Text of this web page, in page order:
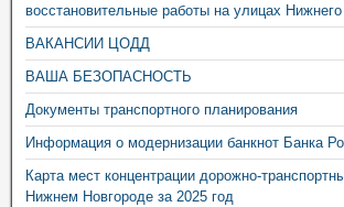
восстановительные работы на улицах
ВАКАНСИИ ЦОДД
ВАША БЕЗОПАСНОСТЬ
Документы транспортного планирования
Информация о модернизации банкнот Банка
Карта мест концентрации дорожно-
Нижнем Новгороде за 2025 год